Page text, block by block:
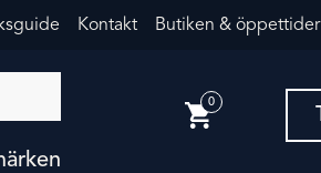
Kontakt Butiken & öppettider
0